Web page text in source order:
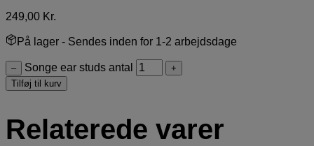
249,00 Kr.
På lager - Sendes inden for 1-2 arbejdsdage
– Songe ear studs antal
+
Tilføj til kurv
Relaterede varer